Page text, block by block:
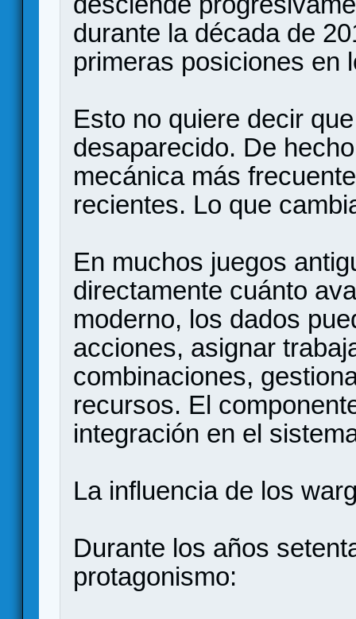
durante la década de
primeras posiciones en
Esto no quiere decir
desaparecido. De
mecánica más
recientes. Lo que
En muchos juegos
directamente cuánto
moderno, los dados
acciones, asignar
combinaciones,
recursos. El
integración en el
La influencia de los
Durante los años
protagonismo: